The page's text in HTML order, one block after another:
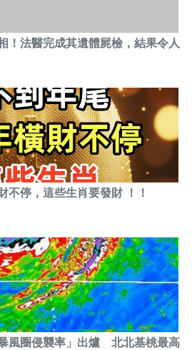
！法醫完成其遺體屍檢，結果令人
不停，這些生肖要發財 ！！
風圈侵襲率」出爐 北北基桃最高